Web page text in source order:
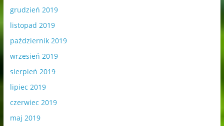
grudzień 2019
listopad 2019
październik 2019
wrzesień 2019
sierpień 2019
lipiec 2019
czerwiec 2019
maj 2019